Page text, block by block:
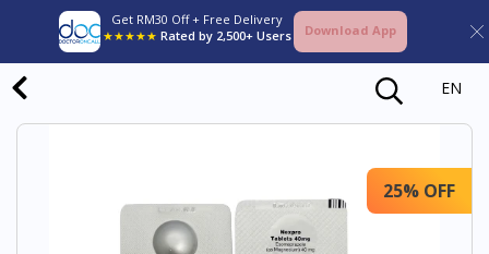
Get RM30 Off + Free Delivery
★★★★★ Rated by 2,500+ Users Download App
EN
25% OFF